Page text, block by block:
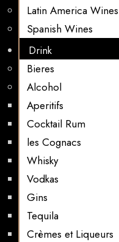
Latin America Wines
Spanish Wines
Drink
Bieres
Alcohol
Aperitifs
Cocktail Rum
les Cognacs
Whisky
Vodkas
Gins
Tequila
Crèmes et Liqueurs